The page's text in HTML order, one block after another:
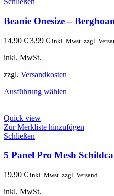
Schließen
Beanie Onesize –
14,90€ Ursprünglicher
war:
3,99 €Aktueller
inkl. Mwst. zzgl.
inkl. MwSt.
zzgl. Versandkosten
Ausführung wählen
Quick view
Zur Merkliste hinzufügen
Schließen
5 Panel Pro Mesh
19,90 € inkl. Mwst. zzgl. Versand
inkl. MwSt.